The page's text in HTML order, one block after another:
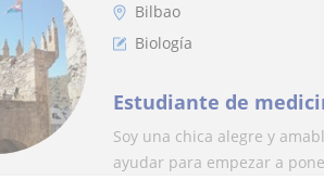
Bilbao
Biología
Estudiante de
Soy una chica alegre y
ayudar para empezar a